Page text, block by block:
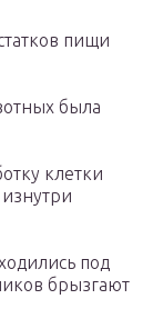
пищи
была
клетки
под
брызгают